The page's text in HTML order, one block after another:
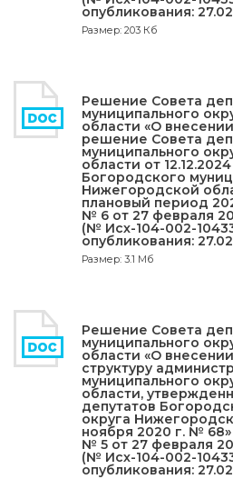
опубликования:
Размер: 203 Кб
Решение Совета
муниципального
области «О
решение Совета
муниципального
области от
Богородского
Нижегородской
плановый период
№ 6 от 27 февраля
(№ Исх-104-002-
опубликования:
Размер: 3.1 Мб
Решение Совета
муниципального
области «О
структуру
муниципального
области,
депутатов
округа
ноября 2020 г. № 68»
№ 5 от 27 февраля
(№ Исх-104-002-
опубликования: